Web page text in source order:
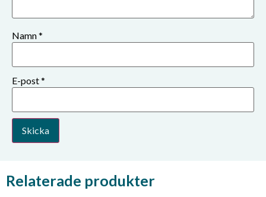
Namn*
E-post*
Relaterade produkter